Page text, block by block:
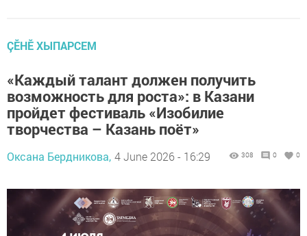
ÇӖНӖ ХЫПАРСЕМ
«Каждый талант должен получить
возможность для роста»: в Казани
пройдет фестиваль «Изобилие
творчества – Казань поёт»
Оксана Бердникова, 4 June 2026 - 16:29 308 0 0